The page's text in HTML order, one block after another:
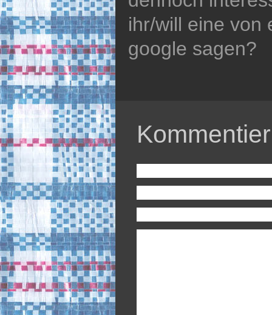
ihr/will eine von
google sagen?